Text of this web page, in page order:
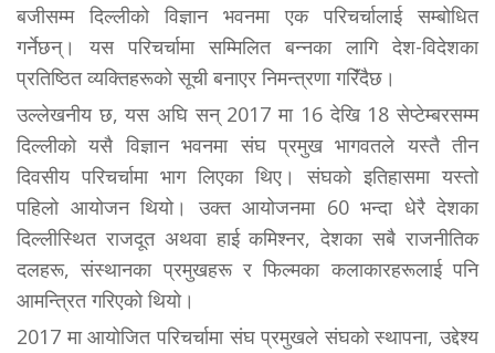
बजीसम्म दिल्लीको विज्ञान भवनमा एक परिचर्चालाई सम्बोधित
गर्नेछन्। यस परिचर्चामा सम्मिलित बन्नका लागि देश-विदेशका
प्रतिष्ठित व्यक्तिहरूको सूची बनाएर निमन्त्रणा गरिॅंदैछ।
उल्लेखनीय छ, यस अघि सन् 2017 मा 16 देखि 18 सेप्टेम्बरसम्म
दिल्लीको यसै विज्ञान भवनमा संघ प्रमुख भागवतले यस्तै तीन
दिवसीय परिचर्चामा भाग लिएका थिए। संघको इतिहासमा यस्तो
पहिलो आयोजन थियो। उक्त आयोजनमा 60 भन्दा धेरै देशका
दिल्लीस्थित राजदूत अथवा हाई कमिश्नर, देशका सबै राजनीतिक
दलहरू, संस्थानका प्रमुखहरू र फिल्मका कलाकारहरूलाई पनि
आमन्त्रित गरिएको थियो।
2017 मा आयोजित परिचर्चामा संघ प्रमुखले संघको स्थापना, उद्देश्य